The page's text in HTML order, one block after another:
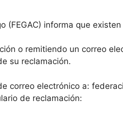
informa que
o remitiendo un correo
su reclamación.
electrónico a:
de reclamación: